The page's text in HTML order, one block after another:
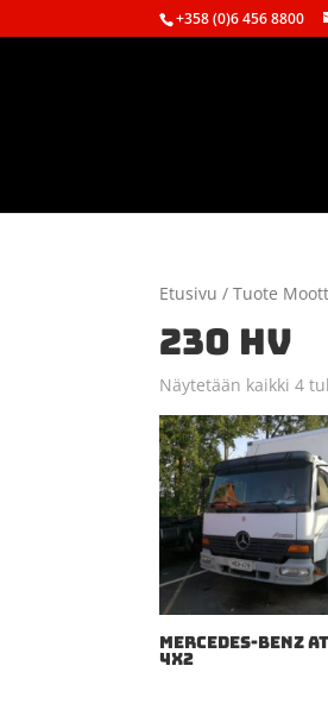
+358 (0)6 456 8800
Etusivu / Tuote
230 HV
Näytetään kaikki 4
MERCEDES-BENZ
4X2